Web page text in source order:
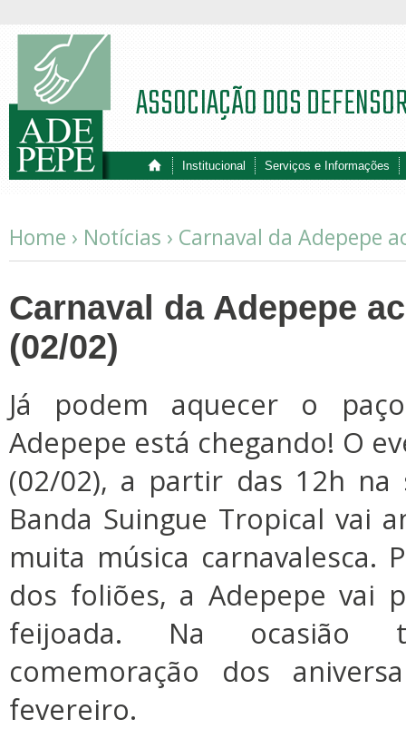
Institucional Serviços e Informações
ASSOCIAÇÃO DOS
Home › Notícias › Carnaval da Adepepe
Carnaval da Adepepe
(02/02)
Já podem aquecer o
Adepepe está chegando! O
(02/02), a partir das 12h na
Banda Suingue Tropical vai
muita música carnavalesca.
dos foliões, a Adepepe vai
feijoada. Na ocasião
comemoração dos
fevereiro.